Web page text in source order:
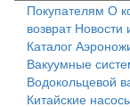
Покупателям О
возврат Новости
Каталог
Вакуумные
Водокольцевой
Китайские